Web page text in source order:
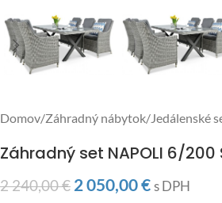
Domov/Záhradný nábytok/Jedálenské
Záhradný set NAPOLI 6/200
2 240,00€ 2 050,00€ s DPH